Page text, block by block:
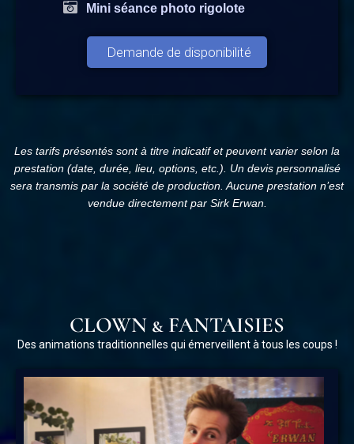
Mini séance photo rigolote
Demande de disponibilité
Les tarifs présentés sont à titre indicatifet peuvent varier selon la
prestation (date, durée, lieu, options, etc.). Un devis personnalisé
sera transmis par la société de production. Aucune prestation n’est
vendue directement par Sirk Erwan.
CLOWN & FANTAISIES
Des animations traditionnelles qui émerveillent à tous les coups !